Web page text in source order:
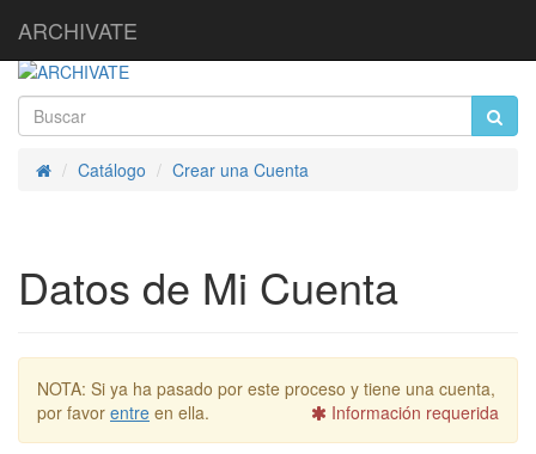
ARCHIVATE
InicioCatálogo Crear una Cuenta
Datos de Mi Cuenta
NOTA: Si ya ha pasado por este proceso y tiene una cuenta,
por favor entre en ella. Información requerida